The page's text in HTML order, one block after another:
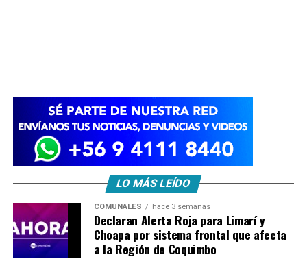
LO MÁS LEÍDO
COMUNALES hace 3 semanas
Declaran Alerta Roja para Limarí y
Choapa por sistema frontal que afecta
a la Región de Coquimbo